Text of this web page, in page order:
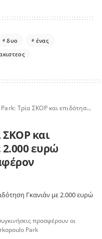
δυο
ένας
επιδότηση Γκανιάν με 2.000 ευρώ απογειώνουν το ενδιαφέρον
ΣΚΟΡ και
ευρώ
προσφέρουν οι
Park